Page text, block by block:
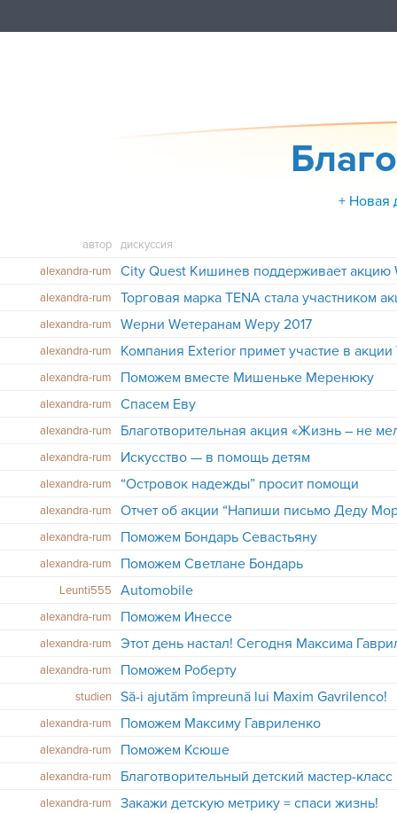
+ Новая
автор
дискуссия
alexandra-rum
alexandra-rum
alexandra-rum
Wерни Wетеранам Wеру 2017
alexandra-rum
alexandra-rum
Поможем вместе Мишеньке Меренюку
alexandra-rum Спасем Еву
alexandra-rum
alexandra-rum
Искусство — в помощь детям
alexandra-rum “Островок надежды” просит помощи
alexandra-rum Отчет об акции “Напиши письмо Деду
alexandra-rum Поможем Бондарь Севастьяну
alexandra-rum Поможем Светлане Бондарь
Leunti555 Automobile
alexandra-rum Поможем Инессе
alexandra-rum
alexandra-rum
Поможем Роберту
studien Să-i ajutăm împreună lui Maxim Gavrilenco!
alexandra-rum Поможем Максиму Гавриленко
alexandra-rum Поможем Ксюше
alexandra-rum Благотворительный детский мастер-
alexandra-rum Закажи детскую метрику = спаси жизнь!